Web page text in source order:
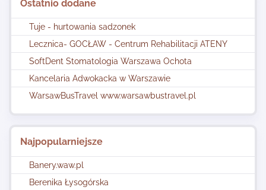
Ostatnio dodane
Tuje - hurtowania sadzonek
Lecznica- GOCŁAW - Centrum Rehabilitacji ATENY
SoftDent Stomatologia Warszawa Ochota
Kancelaria Adwokacka w Warszawie
WarsawBusTravel www.warsawbustravel.pl
Najpopularniejsze
Banery.waw.pl
Berenika Łysogórska